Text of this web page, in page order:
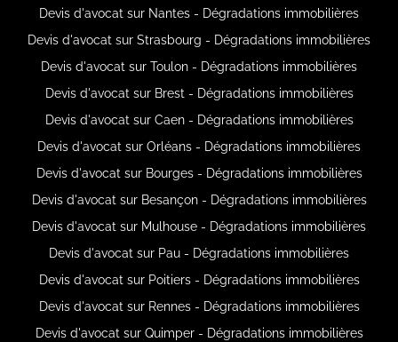
Devis d'avocat sur Nantes - Dégradations immobilières
Devis d'avocat sur Strasbourg - Dégradations immobilières
Devis d'avocat sur Toulon - Dégradations immobilières
Devis d'avocat sur Brest - Dégradations immobilières
Devis d'avocat sur Caen - Dégradations immobilières
Devis d'avocat sur Orléans - Dégradations immobilières
Devis d'avocat sur Bourges - Dégradations immobilières
Devis d'avocat sur Besançon - Dégradations immobilières
Devis d'avocat sur Mulhouse - Dégradations immobilières
Devis d'avocat sur Pau - Dégradations immobilières
Devis d'avocat sur Poitiers - Dégradations immobilières
Devis d'avocat sur Rennes - Dégradations immobilières
Devis d'avocat sur Quimper - Dégradations immobilières